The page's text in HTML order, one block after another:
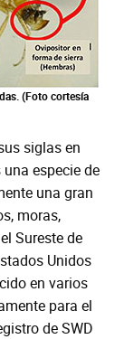
(Foto cortesía
siglas en
especie de
una gran
moras,
Sureste de
Unidos
en varios
para el
de SWD